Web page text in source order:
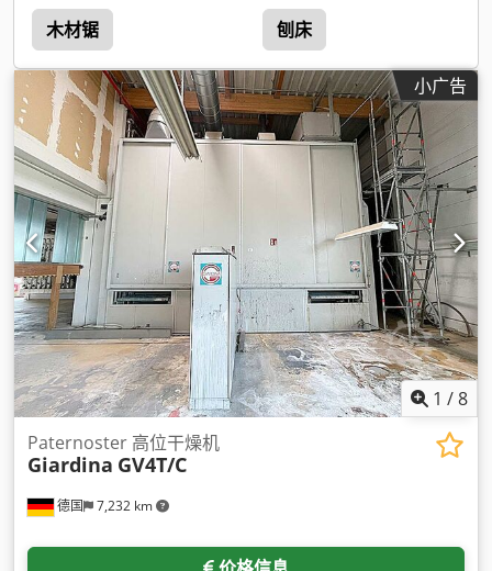
木材锯 刨床
小广告
1 /8
德国 7,232 km
Paternoster 高位干燥机
Giardina GV4T/C